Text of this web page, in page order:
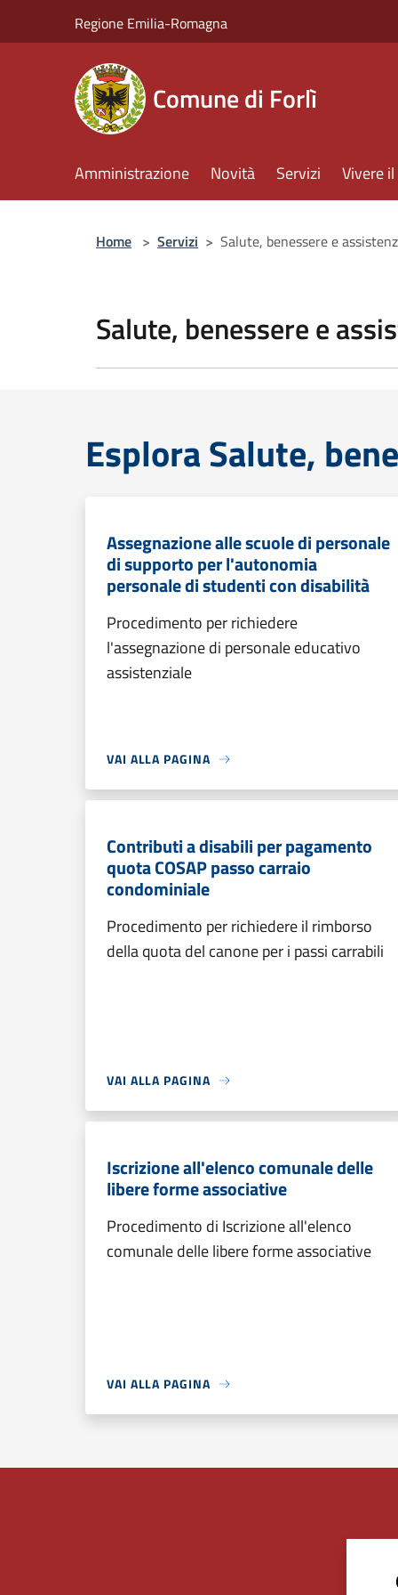
Regione Emilia-Romagna
Comune di Forlì
Amministrazione Novità Servizi Vivere
Home > Servizi > Salute, benessere e
Salute, benessere e
Esplora Salute,
Assegnazione alle scuole di personale
di supporto per l'autonomia
personale di studenti con disabilità
Procedimento per richiedere
l'assegnazione di personale educativo
assistenziale
VAI ALLA PAGINA
Contributi a disabili per pagamento
quota COSAP passo carraio
condominiale
Procedimento per richiedere il rimborso
della quota del canone per i passi carrabili
VAI ALLA PAGINA
Iscrizione all'elenco comunale delle
libere forme associative
Procedimento di Iscrizione all'elenco
comunale delle libere forme associative
VAI ALLA PAGINA